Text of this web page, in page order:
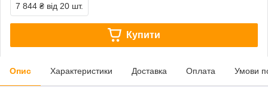
7 844 ₴ від 20 шт.
Купити
Опис Характеристики Доставка Оплата Умови